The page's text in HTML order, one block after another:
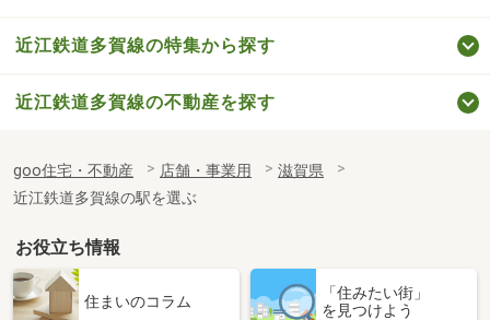
近江鉄道多賀線の特集から探す
近江鉄道多賀線の不動産を探す
goo住宅・不動産 店舗・事業用
滋賀県
近江鉄道多賀線の駅を選ぶ
お役立ち情報
住まいのコラム
「住みたい街」
を見つけよう